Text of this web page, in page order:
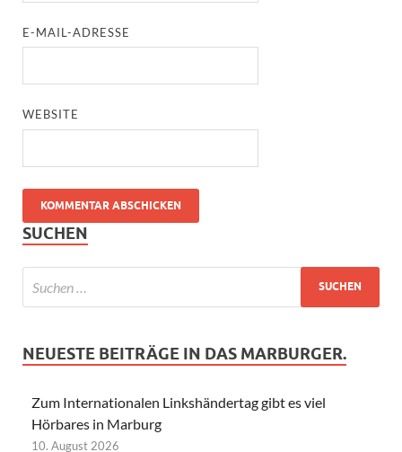
E-MAIL-ADRESSE
WEBSITE
SUCHEN
NEUESTE BEITRÄGE IN DAS MARBURGER.
Zum Internationalen Linkshändertag gibt es viel
Hörbares in Marburg
10. August 2026